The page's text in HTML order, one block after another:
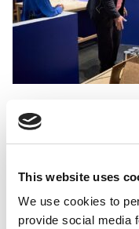
This website uses
We use cookies to
provide social media